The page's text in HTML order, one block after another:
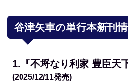
谷津矢車の単行本新刊
1. 『不埒なり利家 豊臣天
(2025/12/11発売)